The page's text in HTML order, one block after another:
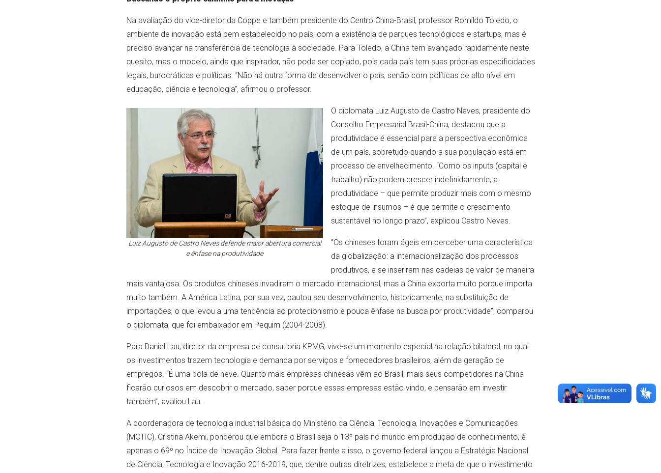
Na avaliação do vice-diretor da Coppe e também presidente do Centro China-Brasil, professor Romildo Toledo, o
ambiente de inovação está bem estabelecido no país, com a existência de parques tecnológicos e startups, mas é
preciso avançar na transferência de tecnologia à sociedade. Para Toledo, a China tem avançado rapidamente neste
quesito, mas o modelo, ainda que inspirador, não pode ser copiado, pois cada país tem suas próprias especificidades
legais, burocráticas e políticas. “Não há outra forma de desenvolver o país, senão com políticas de alto nível em
educação, ciência e tecnologia”, afirmou o professor.
Luiz Augusto de Castro Neves defende maior abertura comercial
e ênfase na produtividade
O diplomata Luiz Augusto de Castro Neves, presidente do
Conselho Empresarial Brasil-China, destacou que a
produtividade é essencial para a perspectiva econômica
de um país, sobretudo quando a sua população está em
processo de envelhecimento. “Como os inputs (capital e
trabalho) não podem crescer indefinidamente, a
produtividade – que permite produzir mais com o mesmo
estoque de insumos – é que permite o crescimento
sustentável no longo prazo”, explicou Castro Neves.
“Os chineses foram ágeis em perceber uma característica
da globalização: a internacionalização dos processos
produtivos, e se inseriram nas cadeias de valor de maneira
mais vantajosa. Os produtos chineses invadiram o mercado internacional, mas a China exporta muito porque importa
muito também. A América Latina, por sua vez, pautou seu desenvolvimento, historicamente, na substituição de
importações, o que levou a uma tendência ao protecionismo e pouca ênfase na busca por produtividade”, comparou
o diplomata, que foi embaixador em Pequim (2004-2008).
Para Daniel Lau, diretor da empresa de consultoria KPMG, vive-se um momento especial na relação bilateral, no qual
os investimentos trazem tecnologia e demanda por serviços e fornecedores brasileiros, além da geração de
empregos. “É uma bola de neve. Quanto mais empresas chinesas vêm ao Brasil, mais seus competidores na China
ficarão curiosos em descobrir o mercado, saber porque essas empresas estão vindo, e pensarão em investir
também”, avaliou Lau.
A coordenadora de tecnologia industrial básica do Ministério da Ciência, Tecnologia, Inovações e Comunicações
(MCTIC), Cristina Akemi, ponderou que embora o Brasil seja o 13º país no mundo em produção de conhecimento, é
apenas o 69º no Índice de Inovação Global. Para fazer frente a isso, o governo federal lançou a Estratégia Nacional
de Ciência, Tecnologia e Inovação 2016-2019, que, dentre outras diretrizes, estabelece a meta de que o investimento